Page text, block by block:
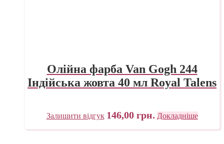
Олійна фарба Van Gogh 244
Індійська жовта 40 мл Royal Talens
Залишити відгук 146,00 грн. Докладніше